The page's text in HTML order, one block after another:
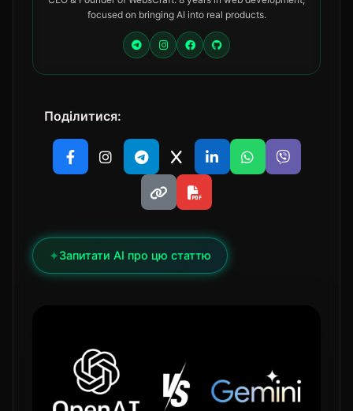
focused on bringing AI into real products.
Поділитися:
✦Запитати AI про цю статтю